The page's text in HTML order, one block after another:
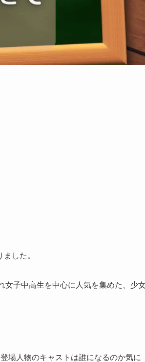
した。
女子中高生を中心に人気を集めた、少
場人物のキャストは誰になるのか気に